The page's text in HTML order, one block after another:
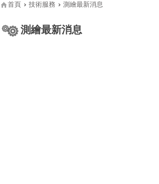
首頁 技術服務 測繪最新消息
測繪最新消息